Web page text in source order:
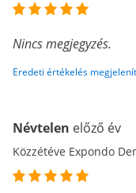
Nincs megjegyzés.
Eredeti értékelés
Névtelen előző év
Közzétéve Expondo